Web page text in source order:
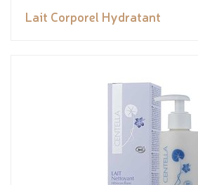
Lait Corporel Hydratant